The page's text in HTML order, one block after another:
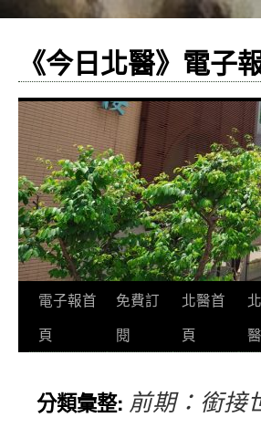
《今日北醫》電子
跳
至
要
電子報首
頁
免費訂
閱
北醫首
頁
醫
分類彙整: 前期：銜接